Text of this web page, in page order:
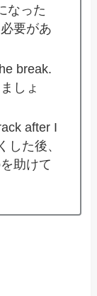
なった
要があ
break.
しょ
after I
した後、
助けて